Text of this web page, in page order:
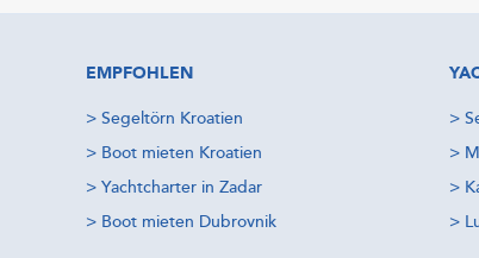
EMPFOHLEN
> Segeltörn Kroatien
> Boot mieten Kroatien
> Yachtcharter in Zadar
> Boot mieten Dubrovnik
>
>
>
>